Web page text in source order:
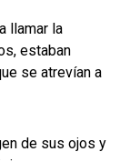
llamar la
estaban
se atrevían a
de sus ojos y